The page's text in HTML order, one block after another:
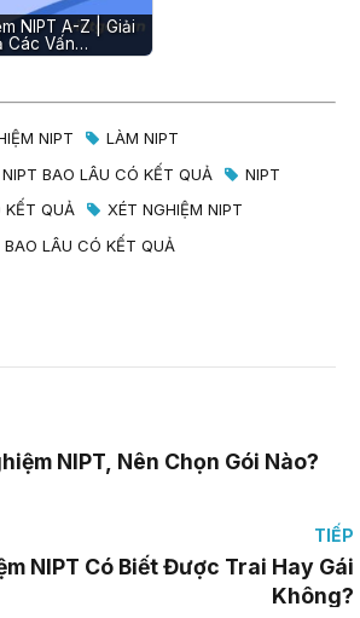
NIPT A-Z | Giải
Các Vấn…
NIPT
LÀM NIPT
BAO LÂU CÓ KẾT QUẢ
NIPT
KẾT QUẢ
XÉT NGHIỆM NIPT
LÂU CÓ KẾT QUẢ
NIPT, Nên Chọn Gói Nào?
TIẾP
NIPT Có Biết Được Trai Hay Gái
Không?